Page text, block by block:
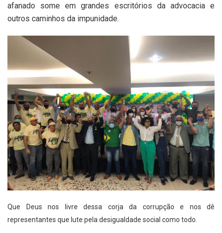
afanado some em grandes escritórios da advocacia e
outros caminhos da impunidade.
Que Deus nos livre dessa corja da corrupção e nos dê
representantes que lute pela desigualdade social como todo.